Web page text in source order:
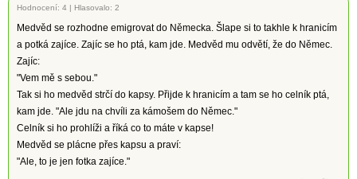
Hodnocení: 4 | Hlasovalo: 2
Medvěd se rozhodne emigrovat do Německa. Šlape si to takhle k hranicím
a potká zajíce. Zajíc se ho ptá, kam jde. Medvěd mu odvětí, že do Němec.
Zajíc:
"Vem mě s sebou."
Tak si ho medvěd strčí do kapsy. Přijde k hranicím a tam se ho celník ptá,
kam jde. "Ale jdu na chvíli za kámošem do Němec."
Celník si ho prohlíži a říká co to máte v kapse!
Medvěd se plácne přes kapsu a praví:
"Ale, to je jen fotka zajíce."